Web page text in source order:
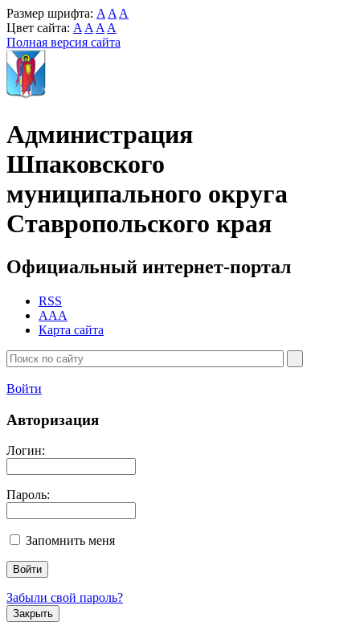
Размер шрифта: A A A
Цвет сайта: A A A A
Полная версия сайта
Администрация
Шпаковского
муниципального округа
Ставропольского края
Официальный интернет-портал
RSS
AAA
Карта сайта
Войти
Авторизация
Логин:
Пароль:
Запомнить меня
Забыли свой пароль?
Закрыть